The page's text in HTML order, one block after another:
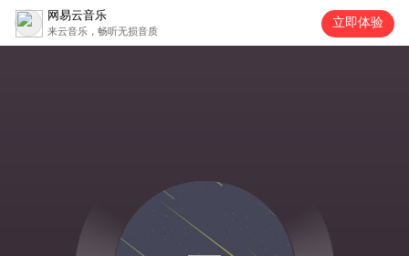
网易云音乐
来云音乐，畅听无损音质
立即体验